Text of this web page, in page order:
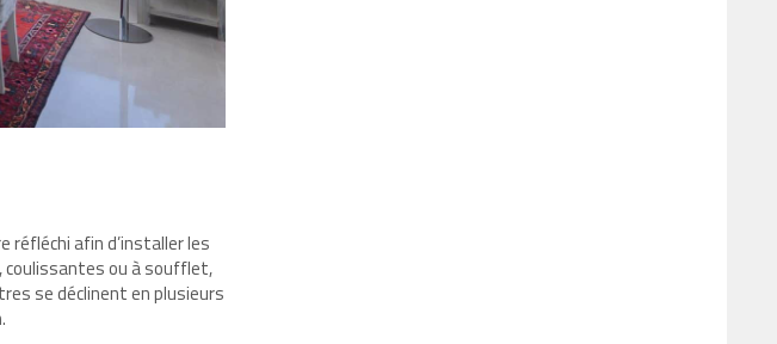
réfléchi afin d’installer les
coulissantes ou à soufflet,
se déclinent en plusieurs